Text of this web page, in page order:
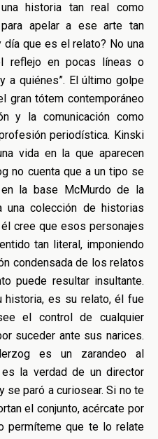
historia tan real como
para apelar a ese arte tan
que es el relato? No una
reflejo en pocas líneas o
a quiénes”. El último golpe
gran tótem contemporáneo
y la comunicación como
periodística. Kinski
vida en la que aparecen
no cuenta que a un tipo se
la base McMurdo de la
una colección de historias
cree que esos personajes
tan literal, imponiendo
condensada de los relatos
puede resultar insultante.
historia, es su relato, él fue
el control de cualquier
suceder ante sus narices.
es un zarandeo al
la verdad de un director
se paró a curiosear. Si no te
el conjunto, acércate por
permíteme que te lo relate